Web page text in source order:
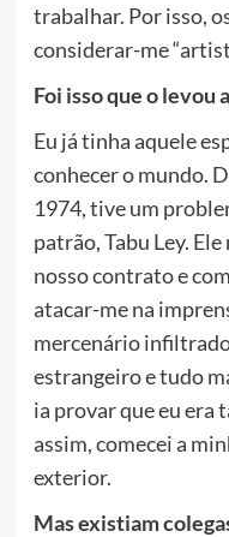
trabalhar. Por isso,
considerar-me
Foi isso que o levou
Eu já tinha aquele
conhecer o mundo.
1974, tive um
patrão, Tabu Ley.
nosso contrato e
atacar-me na
mercenário
estrangeiro e tudo
ia provar que eu era
assim, comecei a
exterior.
Mas existiam